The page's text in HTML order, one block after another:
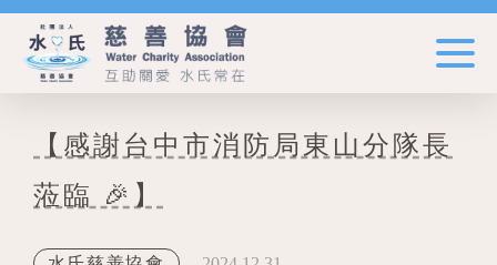
【感謝台中市消防局東山分隊長
蒞臨 🎉】